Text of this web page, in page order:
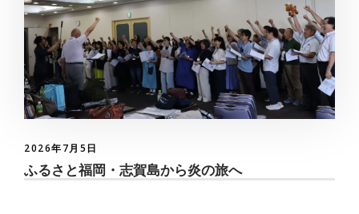
2026年7月5日
ふるさと福岡・志賀島から炎の旅へ